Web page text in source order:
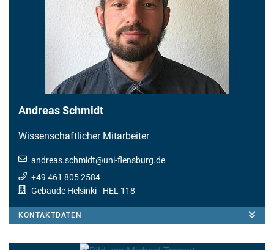
Andreas Schmidt
Wissenschaftlicher Mitarbeiter
andreas.schmidt@uni-flensburg.de
+49 461 805 2584
Gebäude Helsinki- HEL 118
KONTAKTDATEN